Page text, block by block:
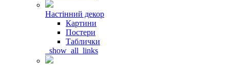
Настінний декор
Картини
Постери
Таблички
_show_all_links